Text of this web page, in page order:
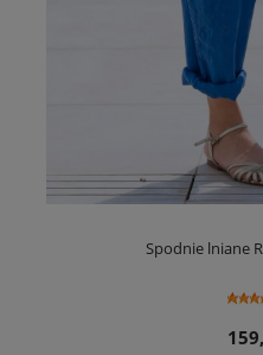
Spodnie lniane